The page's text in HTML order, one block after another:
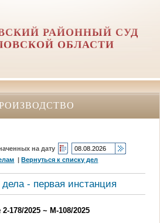
РАЙОННЫЙ СУД
ОБЛАСТИ
на дату
|Вернуться к списку дел
- первая инстанция
178/2025 ~ М-108/2025